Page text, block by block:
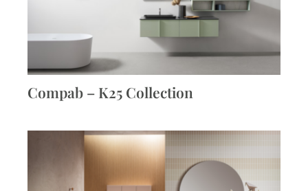
Compab – K25 Collection